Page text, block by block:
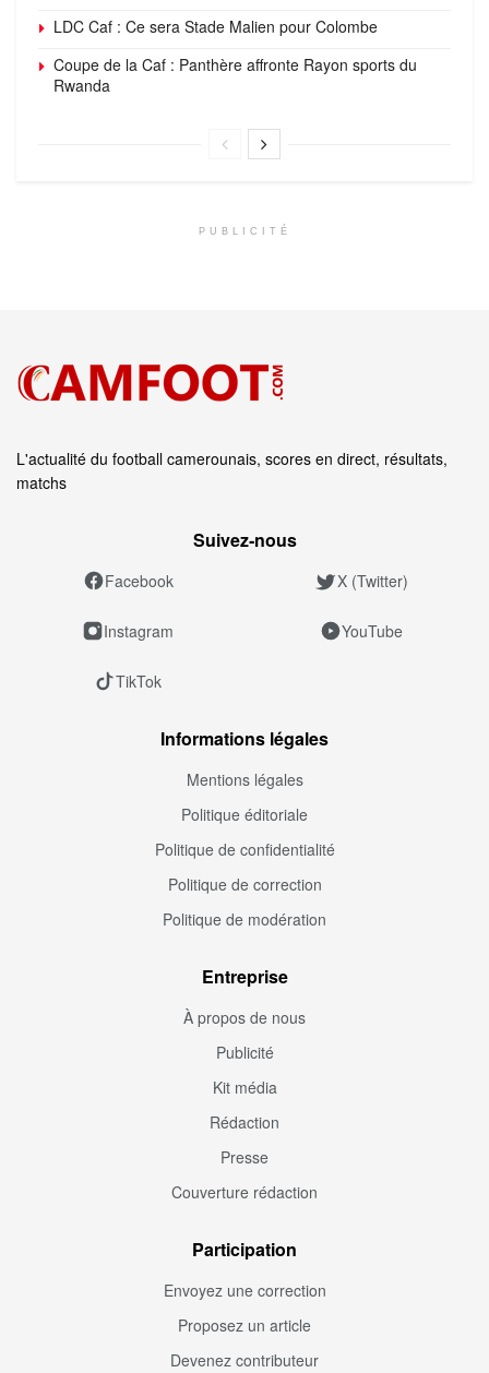
LDC Caf : Ce sera Stade Malien pour Colombe
Coupe de la Caf : Panthère affronte Rayon sports du
Rwanda
PUBLICITÉ
L'actualité du football camerounais, scores en direct, résultats,
matchs
Suivez‑nous
Facebook X (Twitter)
Instagram YouTube
TikTok
Informations légales
Mentions légales
Politique éditoriale
Politique de confidentialité
Politique de correction
Politique de modération
Entreprise
À propos de nous
Publicité
Kit média
Rédaction
Presse
Couverture rédaction
Participation
Envoyez une correction
Proposez un article
Devenez contributeur